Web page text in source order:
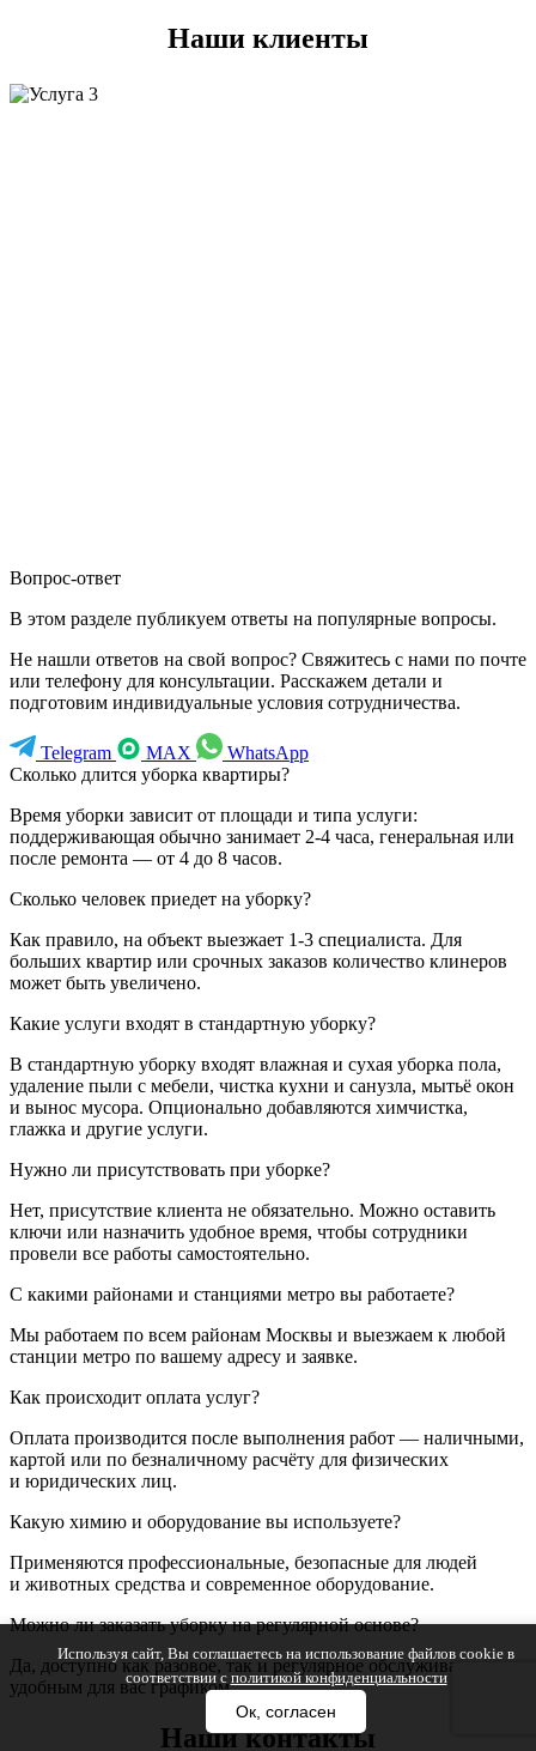
Наши клиенты
Вопрос-ответ
В этом разделе публикуем ответы на популярные вопросы.
Не нашли ответов на свой вопрос? Свяжитесь с нами по почте
или телефону для консультации. Расскажем детали и
подготовим индивидуальные условия сотрудничества.
Telegram MAX
WhatsApp
Сколько длится уборка квартиры?
Время уборки зависит от площади и типа услуги:
поддерживающая обычно занимает 2-4 часа, генеральная или
после ремонта — от 4 до 8 часов.
Сколько человек приедет на уборку?
Как правило, на объект выезжает 1-3 специалиста. Для
больших квартир или срочных заказов количество клинеров
может быть увеличено.
Какие услуги входят в стандартную уборку?
В стандартную уборку входят влажная и сухая уборка пола,
удаление пыли с мебели, чистка кухни и санузла, мытьё окон
и вынос мусора. Опционально добавляются химчистка,
глажка и другие услуги.
Нужно ли присутствовать при уборке?
Нет, присутствие клиента не обязательно. Можно оставить
ключи или назначить удобное время, чтобы сотрудники
провели все работы самостоятельно.
С какими районами и станциями метро вы работаете?
Мы работаем по всем районам Москвы и выезжаем к любой
станции метро по вашему адресу и заявке.
Как происходит оплата услуг?
Оплата производится после выполнения работ — наличными,
картой или по безналичному расчёту для физических
и юридических лиц.
Какую химию и оборудование вы используете?
Применяются профессиональные, безопасные для людей
и животных средства и современное оборудование.
Можно ли заказать уборку на регулярной основе?
Да, доступно как разовое, так и регулярное обслуживание с
удобным для вас графиком.
Наши контакты
Используя сайт, Вы соглашаетесь на использование файлов cookie в
соответствии сполитикой конфиденциальности
Ок, согласен